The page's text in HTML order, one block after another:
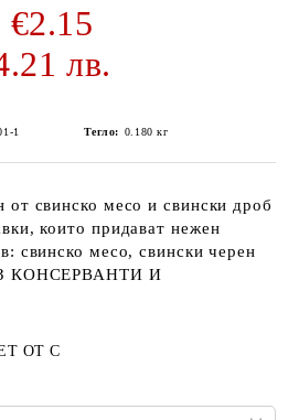
€2.15
лв.
1 Тегло: 0.180 кг
от свинско месо и свински дроб
които придават нежен
свинско месо, свински черен
КОНСЕРВАНТИ И
ОТ С